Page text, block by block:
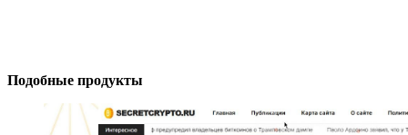
Подобные продукты